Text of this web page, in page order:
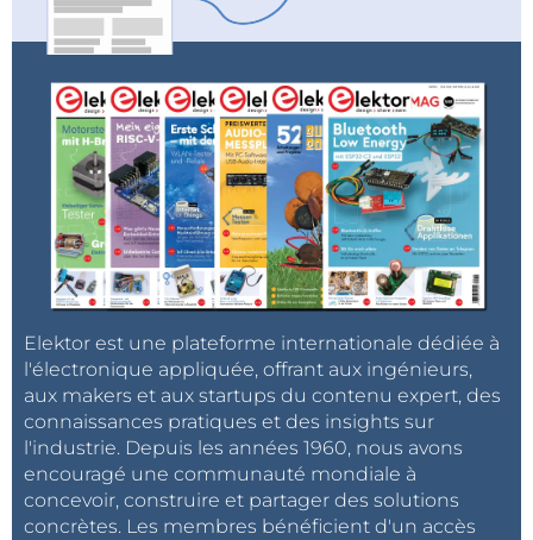
Acheter le livre
Elektor est une plateforme internationale dédiée à
l'électronique appliquée, offrant aux ingénieurs,
aux makers et aux startups du contenu expert, des
connaissances pratiques et des insights sur
l'industrie. Depuis les années 1960, nous avons
encouragé une communauté mondiale à
concevoir, construire et partager des solutions
concrètes. Les membres bénéficient d'un accès